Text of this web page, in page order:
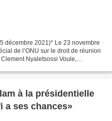
décembre 2021)* Le 23 novembre
de l’ONU sur le droit de réunion
Nyaletsossi Voule,
à la présidentielle
a ses chances»